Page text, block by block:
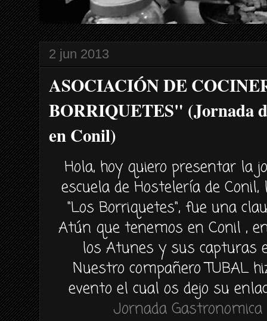
2 jun 2013
ASOCIACIÓN DE
BORRIQUETES" (Jornada
en Conil)
Hola, hoy quiero presentar la
escuela de Hostelería de Conil,
"Los Borriquetes", fue una
Atún que tenemos en Conil ,
los Atunes y sus capturas
Nuestro compañero TUBAL
evento el cual os dejo su
Jornada